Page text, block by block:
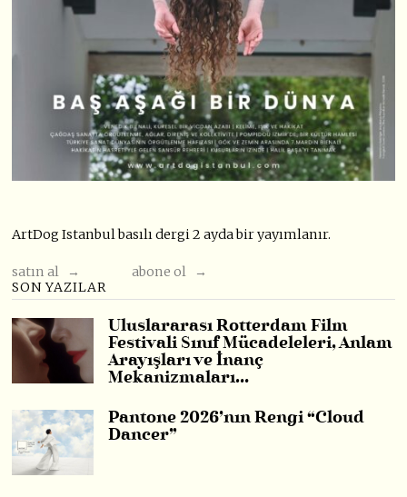
ArtDog Istanbul basılı dergi 2 ayda bir yayımlanır.
satın al →
abone ol →
SON YAZILAR
Uluslararası Rotterdam Film
Festivali Sınıf Mücadeleleri, Anlam
Arayışları ve İnanç
Mekanizmaları…
Pantone 2026’nın Rengi “Cloud
Dancer”